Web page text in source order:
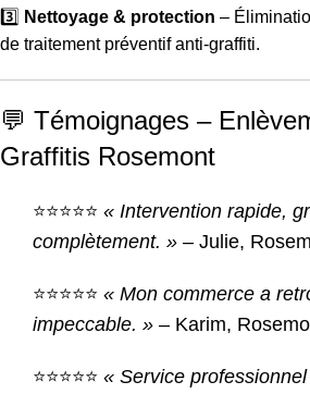
3️⃣ Nettoyage & protection –
de traitement préventif anti-graffiti.
💬 Témoignages –
Graffitis Rosemont
⭐⭐⭐⭐⭐ « Intervention rapide,
complètement. » – Julie,
⭐⭐⭐⭐⭐ « Mon commerce a
impeccable. » – Karim,
⭐⭐⭐⭐⭐ « Service